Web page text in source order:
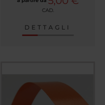
CAD.
DETTAGLI